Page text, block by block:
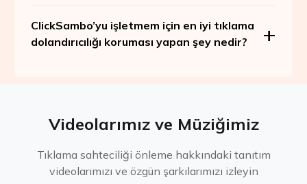
ClickSambo’yu işletmem için en iyi tıklama
dolandırıcılığı koruması yapan şey nedir?
Videolarımız ve Müziğimiz
Tıklama sahteciliği önleme hakkındaki tanıtım
videolarımızı ve özgün şarkılarımızı izleyin